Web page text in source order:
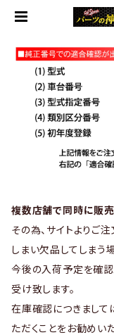
複数店舗で同時に販売
その為、サイトよりご
しまい欠品してしまう
今後の入荷予定を確認
受け致します。
在庫確認につきまし
ただくことをお勧めいた